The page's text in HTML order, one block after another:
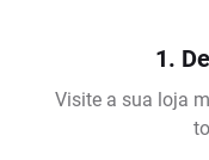
1.
Visite a sua loja